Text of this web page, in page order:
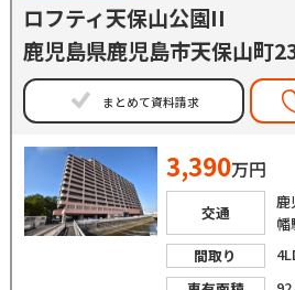
ロフティ天保山公園II
鹿児島県鹿児島市天保山町
まとめて資料請求
3,390万円
交通
幡
間取り